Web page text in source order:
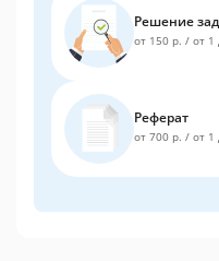
Решение
от 150 р. / от 1
Реферат
от 700 р. / от 1